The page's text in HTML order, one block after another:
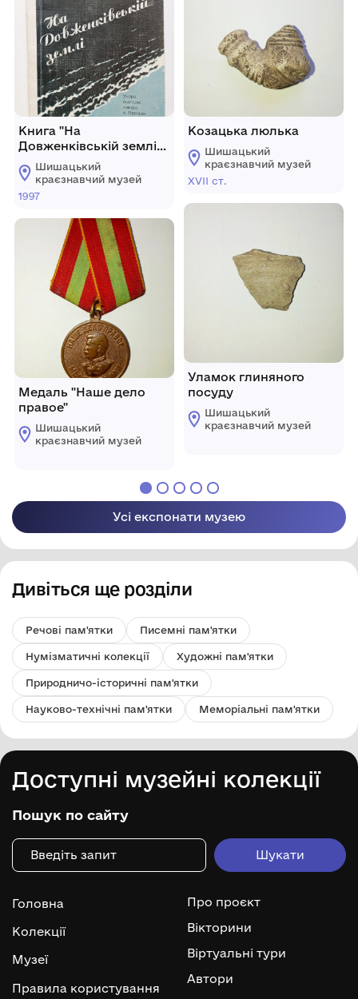
Книга "На
Довженківській землі"
про с. Яреськи
Шишацький
краєзнавчий музей
1997
Медаль "Наше дело
правое"
Шишацький
краєзнавчий музей
Козацька люлька
Шишацький
краєзнавчий музей
XVII cт.
Уламок глиняного
посуду
Шишацький
краєзнавчий музей
Усі експонати музею
Дивіться ще розділи
Речові пам'ятки Писемні пам'ятки
Нумізматичні колекції Художні пам'ятки
Природничо-історичні пам'ятки
Науково-технічні пам'ятки Меморіальні пам'ятки
Доступні музейні колекції
Пошук по сайту
Головна
Колекції
Музеї
Правила користування
Про проєкт
Вікторини
Віртуальні тури
Автори